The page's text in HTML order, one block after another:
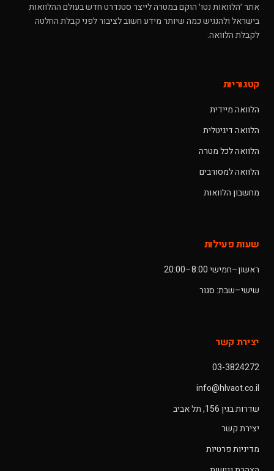
אתר ׳הלוואות נטו׳ הוקם במטרה לייצר סטנדרט חדש בעולם ההלוואות
בישראל ולהנגיש כמה שיותר מידע חשוב לציבור לפני קבלת החלטה
לקבלת הלוואה.
קטגוריות
הלוואה מיידית
הלוואה דיגיטלית
הלוואה לכל מטרה
הלוואה למסורבים
מחשבון הלוואות
שעות פעילות
ראשון–חמישי 8:00–20:00
שישי–שבת: סגור
יצירת קשר
03-3824272
info@hlvaot.co.il
שדרות בגין 156, תל אביב
יצירת קשר
מדיניות פרטיות